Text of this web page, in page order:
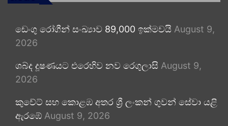
ඩෙංගු රෝගීන් සංඛ්‍යාව 89,000 ඉක්මවයි August 9,
2026
ශබ්ද දූෂණයට එරෙහිව නව රෙගුලාසි August 9,
2026
කුවේට් සහ කොළඹ අතර ශ්‍රී ලංකන් ගුවන් සේවා යළි
ඇරඹේ August 9, 2026